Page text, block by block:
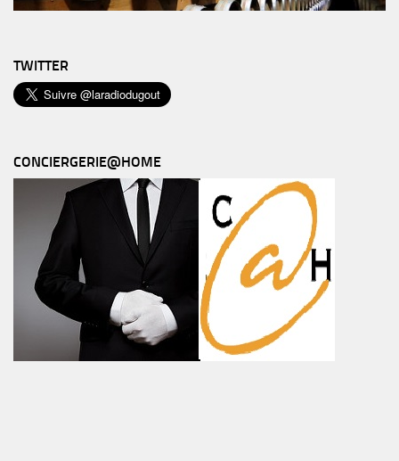
TWITTER
CONCIERGERIE@HOME